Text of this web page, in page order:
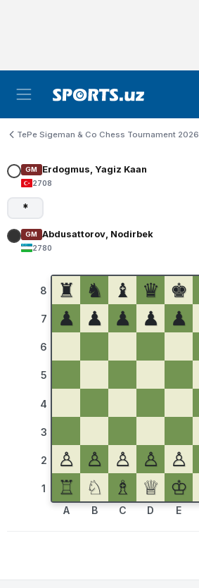
TePe Sigeman & Co Chess Tournament 2026
GM Erdogmus, Yagiz Kaan
2708
*
GM Abdusattorov, Nodirbek
2780
8
7
6
5
4
3
2
1
♜ ♞ ♝ ♛ ♚
♟
♟ ♟ ♟ ♟
♙ ♙ ♙ ♙ ♙
♖
♘ ♗ ♕ ♔
A B C D E